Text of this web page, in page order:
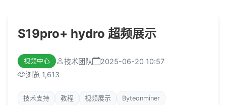
S19pro+ hydro 超频展示
视频中心 技术团队
2025-06-20 10:57
浏览 1,613
技术支持 教程 视频展示 Byteonminer